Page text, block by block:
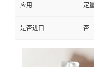
应用 定
是否进口 否